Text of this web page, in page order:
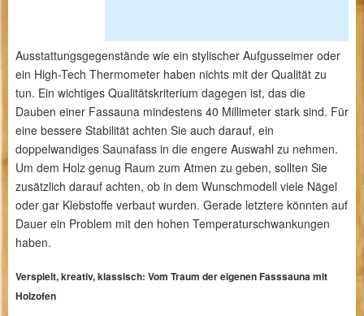
Ausstattungsgegenstände wie ein stylischer Aufgusseimer oder
ein High-Tech Thermometer haben nichts mit der Qualität zu
tun. Ein wichtiges Qualitätskriterium dagegen ist, das die
Dauben einer Fassauna mindestens 40 Millimeter stark sind. Für
eine bessere Stabilität achten Sie auch darauf, ein
doppelwandiges Saunafass in die engere Auswahl zu nehmen.
Um dem Holz genug Raum zum Atmen zu geben, sollten Sie
zusätzlich darauf achten, ob in dem Wunschmodell viele Nägel
oder gar Klebstoffe verbaut wurden. Gerade letztere könnten auf
Dauer ein Problem mit den hohen Temperaturschwankungen
haben.
Verspielt, kreativ, klassisch: Vom Traum der eigenen Fasssauna mit
Holzofen